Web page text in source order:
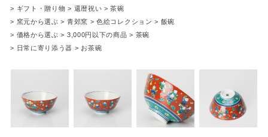
> ギフト・贈り物 > 還暦祝い >茶碗
> 窯元から選ぶ > 青郊窯 >色絵コレクション > 飯碗
> 価格から選ぶ > 3,000円以下の商品 > 茶碗
> 日常に寄り添う器 > お茶碗